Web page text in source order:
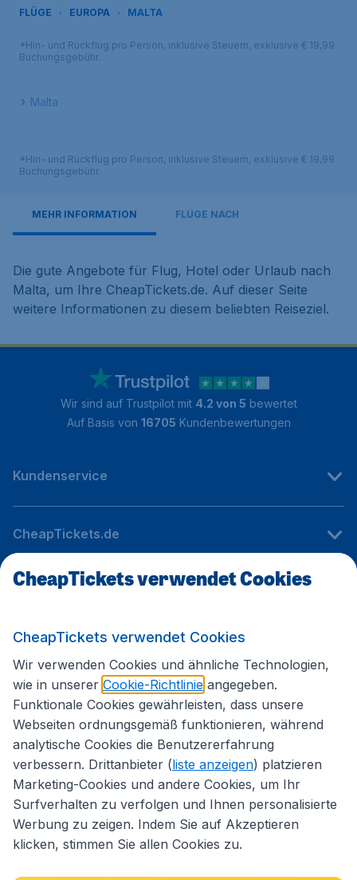
FLÜGE EUROPA MALTA
*Hin- und Rückflug pro Person, inklusive Steuern, exklusive € 19,99
Buchungsgebühr.
Malta
*Hin- und Rückflug pro Person, inklusive Steuern, exklusive € 19,99
Buchungsgebühr.
MEHR INFORMATION FLÜGE NACH
Die gute Angebote für Flug, Hotel oder Urlaub nach
Malta, um Ihre CheapTickets.de. Auf dieser Seite
weitere Informationen zu diesem beliebten Reiseziel.
Wir sind auf Trustpilot mit 4.2 von 5 bewertet
Auf Basis von 16705 Kundenbewertungen
Kundenservice
CheapTickets.de
Internationale Webseiten
Folgen Sie uns:
CheapTickets verwendet Cookies
CheapTickets verwendet Cookies
Wir verwenden Cookies und ähnliche Technologien,
wie in unserer Cookie-Richtlinie angegeben.
Funktionale Cookies gewährleisten, dass unsere
Webseiten ordnungsgemäß funktionieren, während
analytische Cookies die Benutzererfahrung
verbessern. Drittanbieter (liste anzeigen) platzieren
Marketing-Cookies und andere Cookies, um Ihr
Surfverhalten zu verfolgen und Ihnen personalisierte
Werbung zu zeigen. Indem Sie auf Akzeptieren
klicken, stimmen Sie allen Cookies zu.